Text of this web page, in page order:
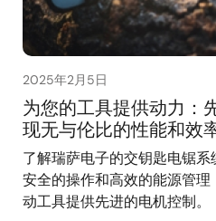
2025年2月5日
为您的工具提供动力：
现无与伦比的性能和效
了解瑞萨电子的交钥匙电锯系
安全的操作和高效的能源管
动工具提供先进的电机控制。